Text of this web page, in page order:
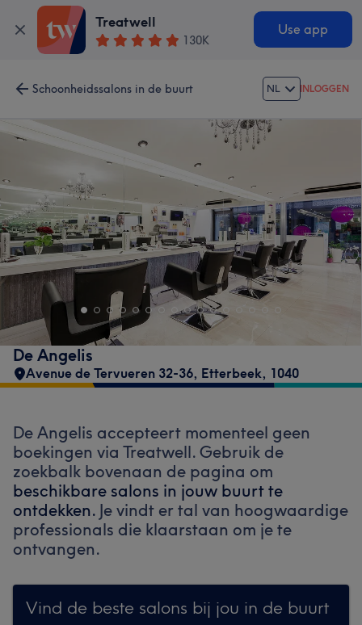
Treatwell
130K
Use app
Schoonheidssalons in de buurt NL INLOGGEN
De Angelis
Avenue de Tervueren 32-36, Etterbeek, 1040
De Angelis accepteert momenteel geen
boekingen via Treatwell. Gebruik de
zoekbalk bovenaan de pagina om
beschikbare salons in jouw buurt te
ontdekken. Je vindt er tal van hoogwaardige
professionals die klaarstaan om je te
ontvangen.
Vind de beste salons bij jou in de buurt